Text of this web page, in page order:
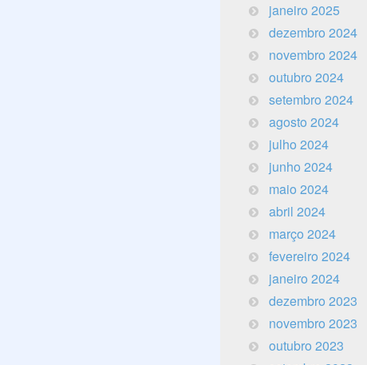
janeiro 2025
dezembro 2024
novembro 2024
outubro 2024
setembro 2024
agosto 2024
julho 2024
junho 2024
maio 2024
abril 2024
março 2024
fevereiro 2024
janeiro 2024
dezembro 2023
novembro 2023
outubro 2023